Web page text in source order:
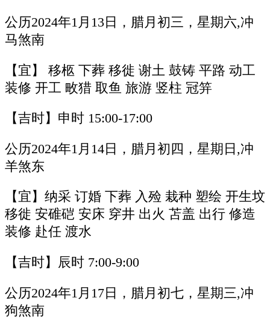
公历2024年1月13日，腊月初三，星期六,冲
马煞南
【宜】 移柩 下葬 移徙 谢土 鼓铸 平路 动工
装修 开工 畋猎 取鱼 旅游 竖柱 冠笄
【吉时】申时 15:00-17:00
公历2024年1月14日，腊月初四，星期日,冲
羊煞东
【宜】纳采 订婚 下葬 入殓 栽种 塑绘 开生坟
移徙 安碓硙 安床 穿井 出火 苫盖 出行 修造
装修 赴任 渡水
【吉时】辰时 7:00-9:00
公历2024年1月17日，腊月初七，星期三,冲
狗煞南